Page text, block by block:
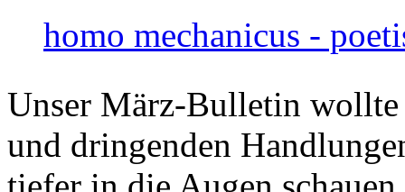
homo mechanicus -
Unser März-Bulletin
und dringenden